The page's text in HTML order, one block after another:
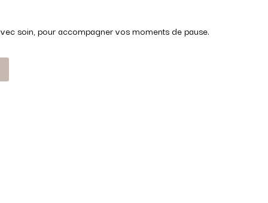
soin, pour accompagner vos moments de pause.